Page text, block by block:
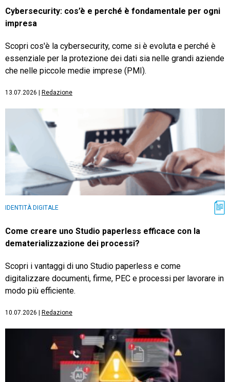
Cybersecurity: cos’è e perché è fondamentale per ogni
impresa
Scopri cos'è la cybersecurity, come si è evoluta e perché è
essenziale per la protezione dei dati sia nelle grandi aziende
che nelle piccole medie imprese (PMI).
13.07.2026 Redazione
IDENTITÀ DIGITALE
Come creare uno Studio paperless efficace con la
dematerializzazione dei processi?
Scopri i vantaggi di uno Studio paperless e come
digitalizzare documenti, firme, PEC e processi per lavorare in
modo più efficiente.
10.07.2026 Redazione